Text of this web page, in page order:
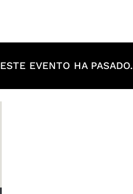
ESTE EVENTO HA PASADO.